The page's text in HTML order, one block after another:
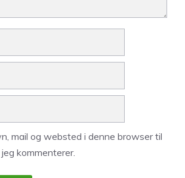
mail og websted i denne browser til
kommenterer.